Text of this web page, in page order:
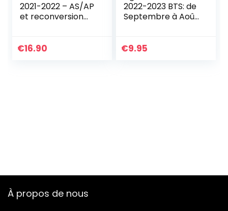
2021-2022 – AS/AP
et reconversion
épreuves et/ou via
€16.90
2022-2023 BTS: de
Septembre à Août
Lycée études
€9.95
À propos de nous